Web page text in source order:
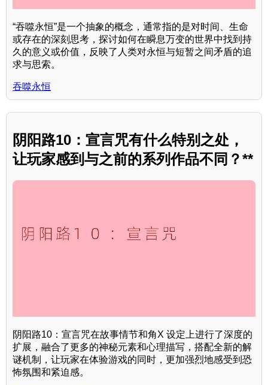
“吞噬永恒”是一个抽象的概念，通常指的是对时间、生命
或存在的深刻思考，探讨如何在瞬息万变的世界中找到持
久的意义或价值，反映了人类对永恒与短暂之间矛盾的追
求与思索。
吞噬永恒
阴阳路10：宣言咒有什么特别之处，
让玩家感到与之前的系列作品不同？**
阴阳路10：宣言咒在故事情节和角X 设定上进行了深度的
扩展，融合了更多的神秘元素和心理描写，搭配全新的解
谜机制，让玩家在体验游戏的同时，更加强烈地感受到恐
怖氛围和紧迫感。